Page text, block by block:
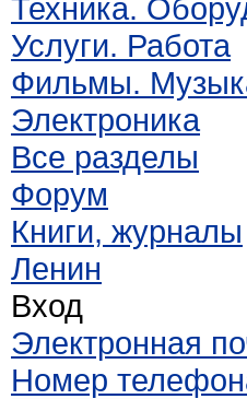
Техника.
Услуги. Работа
Фильмы.
Электроника
Все разделы
Форум
Книги, журналы
Ленин
Вход
Электронная
Номер